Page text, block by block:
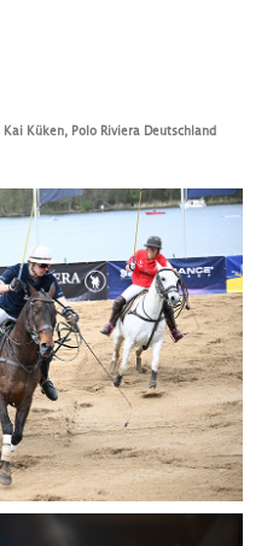
Küken, Polo Riviera Deutschland